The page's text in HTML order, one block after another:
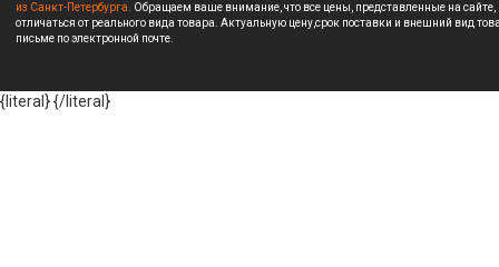
из Санкт-Петербурга. Обращаем ваше внимание, что все цены, представленные на
отличаться от реального вида товара. Актуальную цену,срок поставки и внешний вид
письме по электронной почте.
{literal}{/literal}